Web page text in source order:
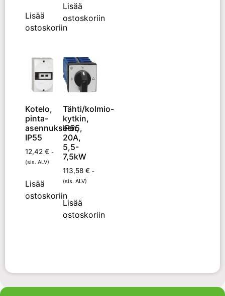
Lisää
ostoskoriin
Lisää
ostoskoriin
Kotelo,
pinta-
asennukseen,
IP55
12,42 € -
(sis. ALV)
Lisää
ostoskoriin
Tähti/kolmio-
kytkin,
IP55,
20A,
5,5-
7,5kW
113,58 € -
(sis. ALV)
Lisää
ostoskoriin